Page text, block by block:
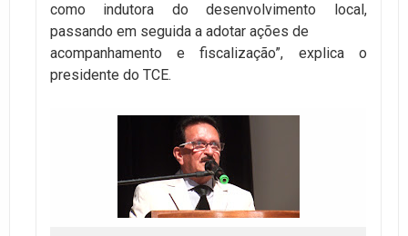
como indutora do desenvolvimento local,
passando em seguida a adotar ações de
acompanhamento e fiscalização”, explica o
presidente do TCE.